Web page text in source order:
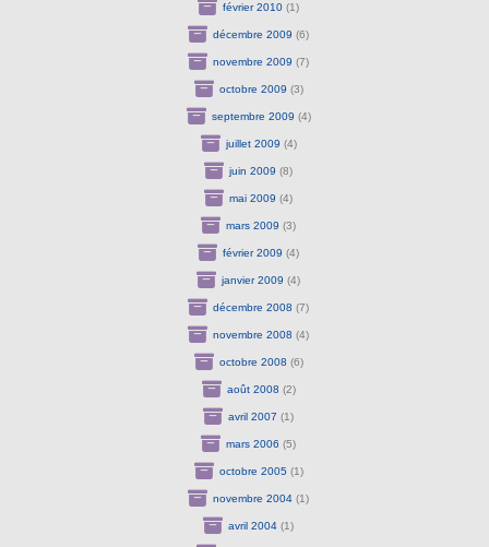
février 2010 (1)
décembre 2009 (6)
novembre 2009 (7)
octobre 2009 (3)
septembre 2009 (4)
juillet 2009 (4)
juin 2009 (8)
mai 2009 (4)
mars 2009 (3)
février 2009 (4)
janvier 2009 (4)
décembre 2008 (7)
novembre 2008 (4)
octobre 2008 (6)
août 2008 (2)
avril 2007 (1)
mars 2006 (5)
octobre 2005 (1)
novembre 2004 (1)
avril 2004 (1)